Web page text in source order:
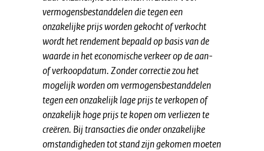
vermogensbestanddelen dietegen een
onzakelijke prijs worden gekocht of verkocht
wordt hetrendement bepaald op basis van de
waarde in het economische verkeerop de aan-
of verkoopdatum. Zonder correctie zou het
mogelijk wordenom vermogensbestanddelen
tegen een onzakelijk lage prijs te verkopen of
onzakelijk hoge prijs te kopen om verliezen te
creëren. Bij transacties dieonder onzakelijke
omstandigheden tot stand zijn gekomen moeten